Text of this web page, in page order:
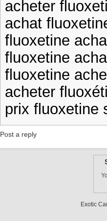
acheter
achat
fluoxetine
fluoxetine
fluoxetine
acheter
prix fluoxetine
Post a reply
Exotic